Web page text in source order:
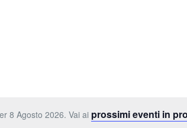
8 Agosto 2026. Vai ai prossimi eventi in